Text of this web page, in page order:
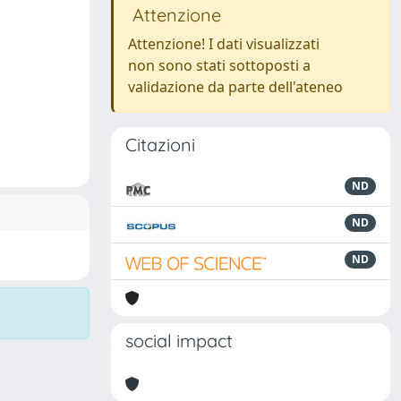
Attenzione
Attenzione! I dati visualizzati
non sono stati sottoposti a
validazione da parte dell'ateneo
Citazioni
ND
ND
ND
social impact